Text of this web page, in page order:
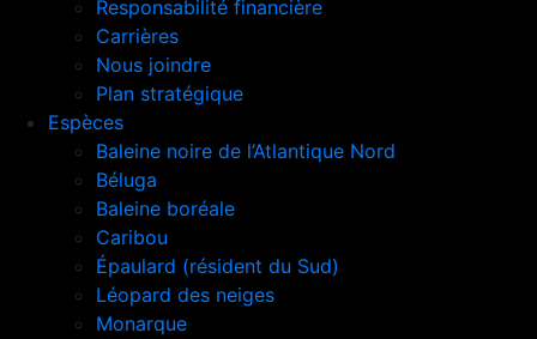
Responsabilité financière
Carrières
Nous joindre
Plan stratégique
Espèces
Baleine noire de l’Atlantique Nord
Béluga
Baleine boréale
Caribou
Épaulard (résident du Sud)
Léopard des neiges
Monarque